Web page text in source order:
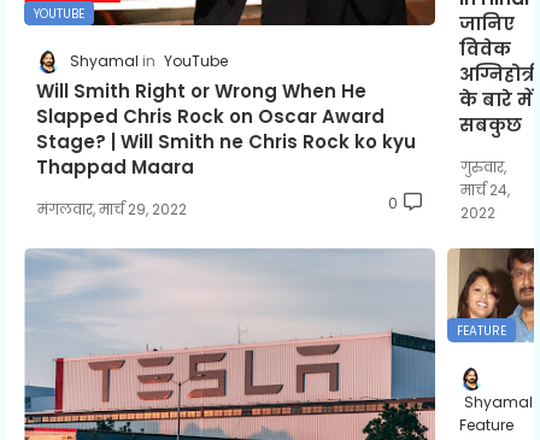
YOUTUBE
Shyamal YouTube
Will Smith Right or Wrong When He
Slapped Chris Rock on Oscar Award
Stage? | Will Smith ne Chris Rock ko kyu
Thappad Maara
मंगलवार, मार्च 29, 2022 0
जानिए
विवेक
अग्निहोत्री
के बारे में
सबकुछ
गुरुवार,
मार्च 24,
2022
FEATURE
Shyamal
Feature